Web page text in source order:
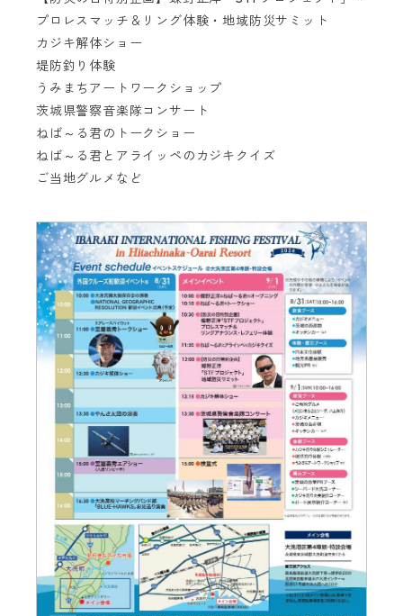
プロレスマッチ＆リング体験・地域防災サミット
カジキ解体ショー
堤防釣り体験
うみまちアートワークショップ
茨城県警察音楽隊コンサート
ねば～る君のトークショー
ねば～る君とアライッペのカジキクイズ
ご当地グルメなど